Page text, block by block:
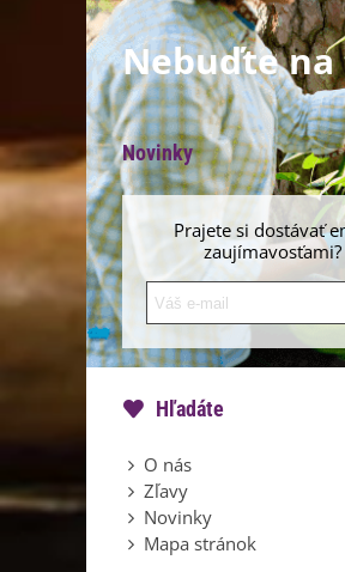
Nebuďte
Novinky
Prajete si dostávať
Hľadáte
O nás
Zľavy
Novinky
Mapa stránok